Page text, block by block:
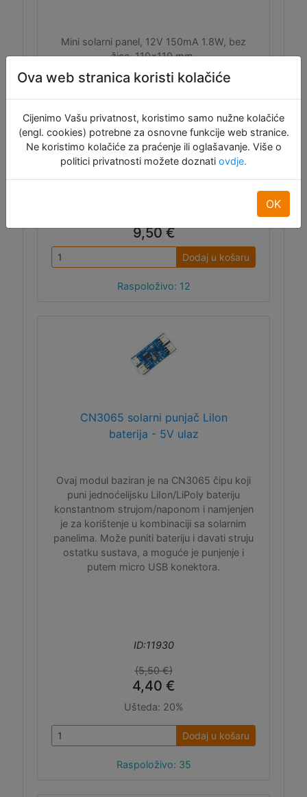
Mini solarni panel, 12V 150mA 1.8W, bez
žica, 110x110 mm.
9,50 €
Dodaj u košaru
Raspoloživo: 12
CN3065 solarni punjač LiIon
baterija - 5V ulaz
Ovaj modul baziran je na CN3065 čipu koji
puni jednoćelijsku LiIon/LiPoly bateriju
konstantnom strujom/naponom i namjenjen
je za korištenje u kombinaciji sa solarnim
panelima. Može puniti bateriju i davati struju
ostatku sustava, a moguće je punjenje i
putem micro USB konektora.
ID:11930
(5,50 €)
4,40 €
Ušteda: 20%
Dodaj u košaru
Raspoloživo: 35
Ova web stranica koristi kolačiće
Cijenimo Vašu privatnost, koristimo samo nužne kolačiće
(engl. cookies) potrebne za osnovne funkcije web stranice.
Ne koristimo kolačiće za praćenje ili oglašavanje. Više o
politici privatnosti možete doznati ovdje.
OK